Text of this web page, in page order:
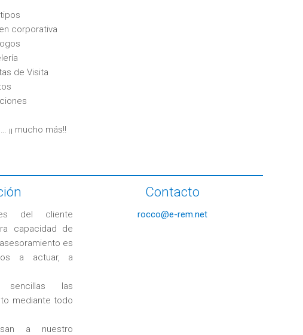
corporativa
de Visita
¡¡ mucho más!!
del cliente
capacidad de
es
a actuar, a
sencillas las
mediante todo
a nuestro
Contacto
rocco@e-rem.net